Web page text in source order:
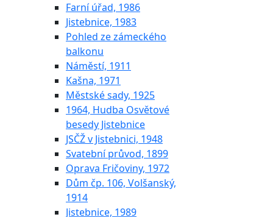
Farní úřad, 1986
Jistebnice, 1983
Pohled ze zámeckého
balkonu
Náměstí, 1911
Kašna, 1971
Městské sady, 1925
1964, Hudba Osvětové
besedy Jistebnice
JSČŽ v Jistebnici, 1948
Svatební průvod, 1899
Oprava Fričoviny, 1972
Dům čp. 106, Volšanský,
1914
Jistebnice, 1989